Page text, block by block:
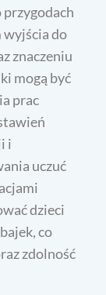
przygodach
wyjścia do
znaczeniu
mogą być
prac
i
uczuć
dzieci
co
zdolność